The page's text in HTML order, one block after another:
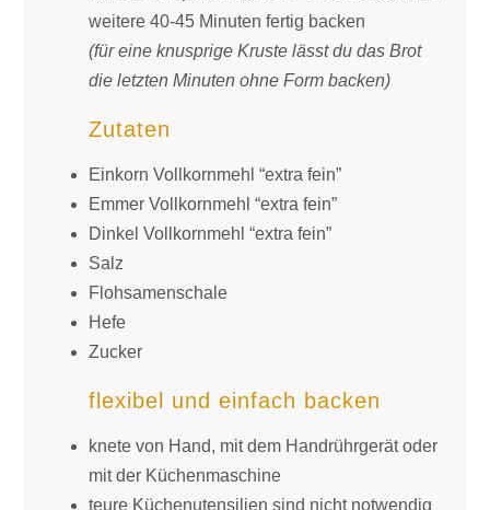
weitere 40-45 Minuten fertig backen
(für eine knusprige Kruste lässt du das Brot
die letzten Minuten ohne Form backen)
Zutaten
Einkorn Vollkornmehl “extra fein”
Emmer Vollkornmehl “extra fein”
Dinkel Vollkornmehl “extra fein”
Salz
Flohsamenschale
Hefe
Zucker
flexibel und einfach backen
knete von Hand, mit dem Handrührgerät oder
mit der Küchenmaschine
teure Küchenutensilien sind nicht notwendig